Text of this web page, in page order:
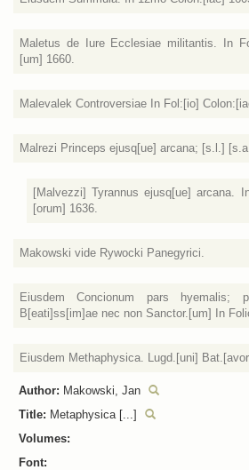
Maletus de Iure Ecclesiae militantis. In
[um] 1660.
Malevalek Controversiae In Fol:[io]
Malrezi Princeps ejusq[ue] arcana; [s.l.]
[Malvezzi] Tyrannus ejusq[ue] arcana.
[orum] 1636.
Makowski vide Rywocki Panegyrici.
Eiusdem Concionum pars hyemalis;
B[eati]ss[im]ae nec non Sanctor.[um] In
Eiusdem Methaphysica. Lugd.[uni]
Author: Makowski, Jan
Title: Metaphysica [...]
Volumes:
Font: